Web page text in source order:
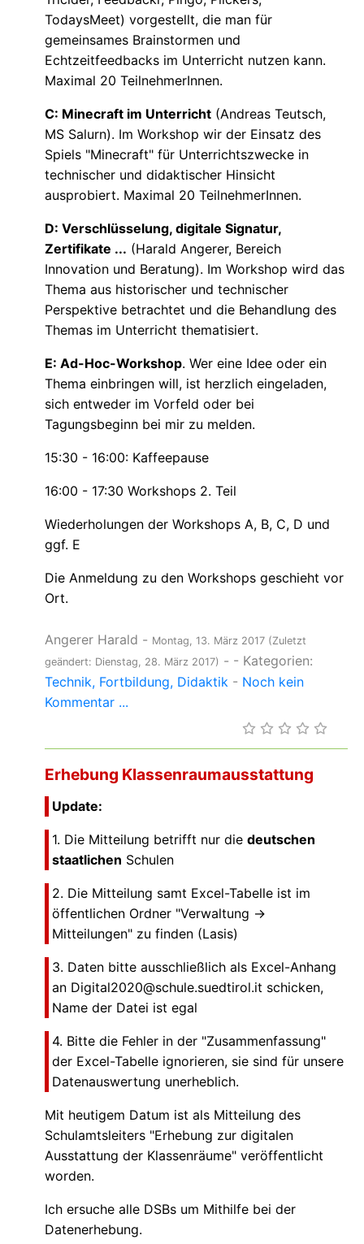
TodaysMeet) vorgestellt, die man für
gemeinsames Brainstormen und
Echtzeitfeedbacks im Unterricht nutzen kann.
Maximal 20 TeilnehmerInnen.
C: Minecraft im Unterricht (Andreas Teutsch,
MS Salurn). Im Workshop wir der Einsatz des
Spiels "Minecraft" für Unterrichtszwecke in
technischer und didaktischer Hinsicht
ausprobiert. Maximal 20 TeilnehmerInnen.
D: Verschlüsselung, digitale Signatur,
Zertifikate ... (Harald Angerer, Bereich
Innovation und Beratung). Im Workshop wird das
Thema aus historischer und technischer
Perspektive betrachtet und die Behandlung des
Themas im Unterricht thematisiert.
E: Ad-Hoc-Workshop. Wer eine Idee oder ein
Thema einbringen will, ist herzlich eingeladen,
sich entweder im Vorfeld oder bei
Tagungsbeginn bei mir zu melden.
15:30 - 16:00: Kaffeepause
16:00 - 17:30 Workshops 2. Teil
Wiederholungen der Workshops A, B, C, D und
ggf. E
Die Anmeldung zu den Workshops geschieht vor
Ort.
Angerer Harald - Montag, 13. März 2017 (Zuletzt
geändert: Dienstag, 28. März 2017) - - Kategorien:
Technik Fortbildung Didaktik - Noch kein
Kommentar ...
Erhebung Klassenraumausstattung
Update:
1. Die Mitteilung betrifft nur die deutschen
staatlichen Schulen
2. Die Mitteilung samt Excel-Tabelle ist im
öffentlichen Ordner "Verwaltung ->
Mitteilungen" zu finden (Lasis)
3. Daten bitte ausschließlich als Excel-Anhang
an Digital2020@schule.suedtirol.it schicken,
Name der Datei ist egal
4. Bitte die Fehler in der "Zusammenfassung"
der Excel-Tabelle ignorieren, sie sind für unsere
Datenauswertung unerheblich.
Mit heutigem Datum ist als Mitteilung des
Schulamtsleiters "Erhebung zur digitalen
Ausstattung der Klassenräume" veröffentlicht
worden.
Ich ersuche alle DSBs um Mithilfe bei der
Datenerhebung.